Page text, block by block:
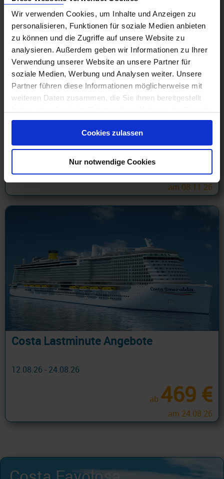
Wir verwenden Cookies, um Inhalte und Anzeigen zu
personalisieren, Funktionen für soziale Medien anbieten
zu können und die Zugriffe auf unsere Website zu
analysieren. Außerdem geben wir Informationen zu Ihrer
Verwendung unserer Website an unsere Partner für
soziale Medien, Werbung und Analysen weiter. Unsere
Partner führen diese Informationen möglicherweise mit
weiteren Daten zusammen, die Sie ihnen bereitgestellt
gesammelt haben.
Cookies zulassen
Nur notwendige Cookies
Costa Reisen ab Hamburg
Transatlantik 19 Tage ab Hamburg an Point-à-Pitre mit
15.08.26 - 19.09.27
ab499 €
am 08.11.26
Costa Lastminute Angebote
12.08.26 - 24.08.26
ab 469 €
am 24.08.26